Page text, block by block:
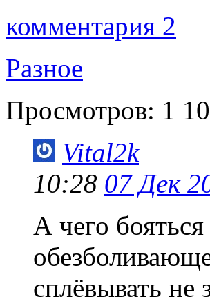
комментария 2
Разное
Просмотров: 1
Vital2k
10:28 07 Дек
А чего
сплёвывать не